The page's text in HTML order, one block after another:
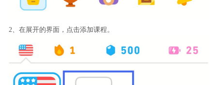
2、在展开的界面，点击添加课程。